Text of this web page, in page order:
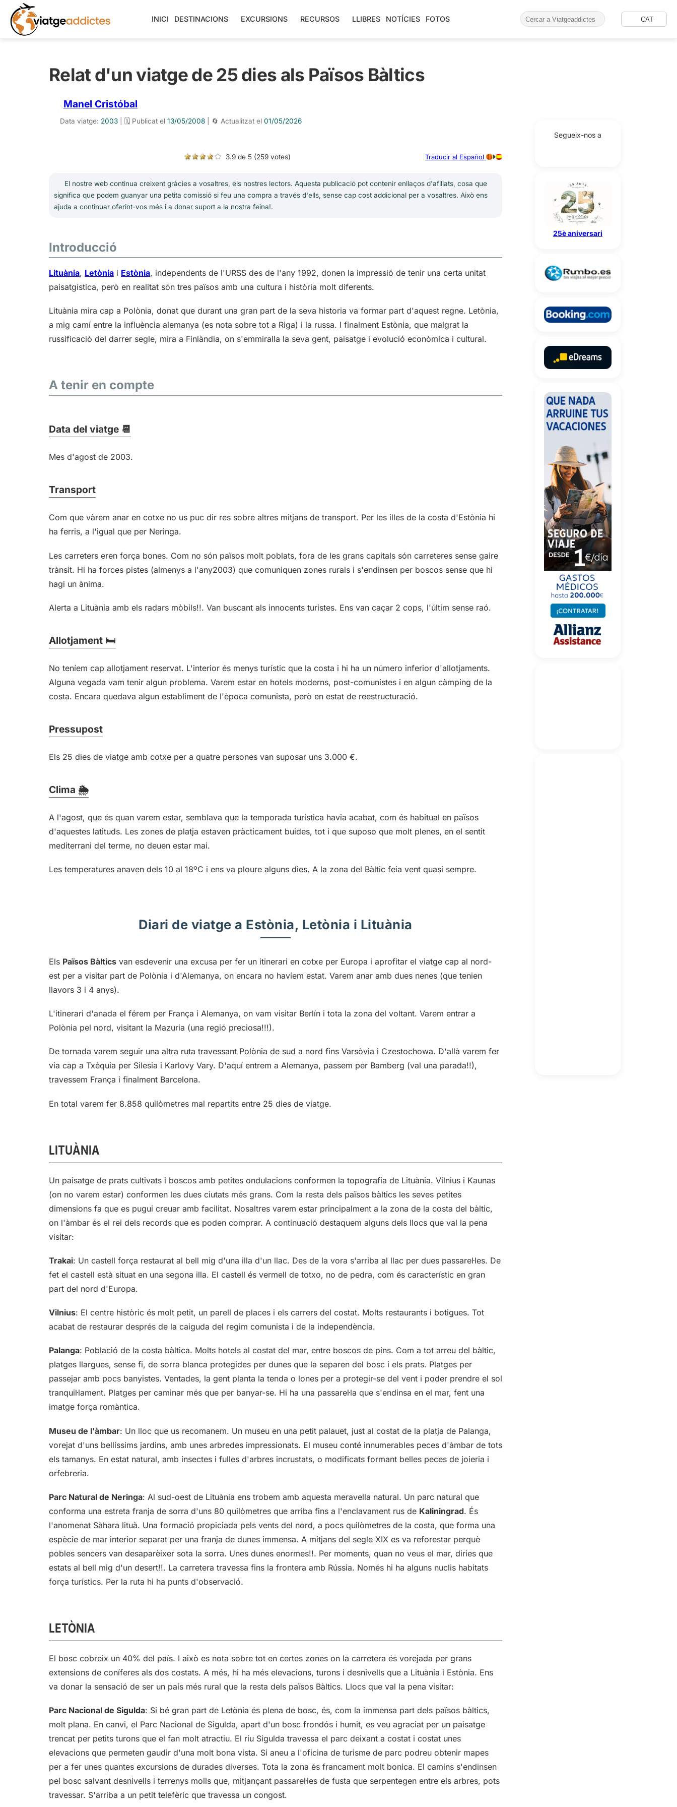
INICI DESTINACIONS EXCURSIONS RECURSOS LLIBRES NOTÍCIES FOTOS CAT
Relat d'un viatge de 25 dies als Països Bàltics
Manel Cristóbal
Data viatge: 2003 | 🗓️ Publicat el 13/05/2008 | 🔄 Actualitzat el 01/05/2026
3.9 de 5 (259 votes) Traducir al Español
El nostre web continua creixent gràcies a vosaltres, els nostres lectors. Aquesta publicació pot contenir enllaços d'afiliats, cosa que
significa que podem guanyar una petita comissió si feu una compra a través d'ells, sense cap cost addicional per a vosaltres. Això ens
ajuda a continuar oferint-vos més i a donar suport a la nostra feina!.
Introducció
Lituània, Letònia i Estònia, independents de l'URSS des de l'any 1992, donen la impressió de tenir una certa unitat
paisatgística, però en realitat són tres països amb una cultura i història molt diferents.
Lituània mira cap a Polònia, donat que durant una gran part de la seva historia va formar part d'aquest regne. Letònia,
a mig camí entre la influència alemanya (es nota sobre tot a Riga) i la russa. I finalment Estònia, que malgrat la
russificació del darrer segle, mira a Finlàndia, on s'emmiralla la seva gent, paisatge i evolució econòmica i cultural.
A tenir en compte
Data del viatge 📆
Mes d'agost de 2003.
Transport
Com que vàrem anar en cotxe no us puc dir res sobre altres mitjans de transport. Per les illes de la costa d'Estònia hi
ha ferris, a l'igual que per Neringa.
Les carreters eren força bones. Com no són països molt poblats, fora de les grans capitals són carreteres sense gaire
trànsit. Hi ha forces pistes (almenys a l'any2003) que comuniquen zones rurals i s'endinsen per boscos sense que hi
hagi un ànima.
Alerta a Lituània amb els radars mòbils!!. Van buscant als innocents turistes. Ens van caçar 2 cops, l'últim sense raó.
Allotjament 🛏️
No teníem cap allotjament reservat. L'interior és menys turístic que la costa i hi ha un número inferior d'allotjaments.
Alguna vegada vam tenir algun problema. Varem estar en hotels moderns, post-comunistes i en algun càmping de la
costa. Encara quedava algun establiment de l'època comunista, però en estat de reestructuració.
Pressupost
Els 25 dies de viatge amb cotxe per a quatre persones van suposar uns 3.000 €.
Clima 🌦️
A l'agost, que és quan varem estar, semblava que la temporada turística havia acabat, com és habitual en països
d'aquestes latituds. Les zones de platja estaven pràcticament buides, tot i que suposo que molt plenes, en el sentit
mediterrani del terme, no deuen estar mai.
Les temperatures anaven dels 10 al 18ºC i ens va ploure alguns dies. A la zona del Bàltic feia vent quasi sempre.
Diari de viatge a Estònia, Letònia i Lituània
Els Països Bàltics van esdevenir una excusa per fer un itinerari en cotxe per Europa i aprofitar el viatge cap al nord-
est per a visitar part de Polònia i d'Alemanya, on encara no havíem estat. Varem anar amb dues nenes (que tenien
llavors 3 i 4 anys).
L'itinerari d'anada el férem per França i Alemanya, on vam visitar Berlín i tota la zona del voltant. Varem entrar a
Polònia pel nord, visitant la Mazuria (una regió preciosa!!!).
De tornada varem seguir una altra ruta travessant Polònia de sud a nord fins Varsòvia i Czestochowa. D'allà varem fer
via cap a Txèquia per Silesia i Karlovy Vary. D'aquí entrem a Alemanya, passem per Bamberg (val una parada!!),
travessem França i finalment Barcelona.
En total varem fer 8.858 quilòmetres mal repartits entre 25 dies de viatge.
LITUÀNIA
Un paisatge de prats cultivats i boscos amb petites ondulacions conformen la topografia de Lituània. Vilnius i Kaunas
(on no varem estar) conformen les dues ciutats més grans. Com la resta dels països bàltics les seves petites
dimensions fa que es pugui creuar amb facilitat. Nosaltres varem estar principalment a la zona de la costa del bàltic,
on l'àmbar és el rei dels records que es poden comprar. A continuació destaquem alguns dels llocs que val la pena
visitar:
Trakai: Un castell força restaurat al bell mig d'una illa d'un llac. Des de la vora s'arriba al llac per dues passarel·les. De
fet el castell està situat en una segona illa. El castell és vermell de totxo, no de pedra, com és característic en gran
part del nord d'Europa.
Vilnius: El centre històric és molt petit, un parell de places i els carrers del costat. Molts restaurants i botigues. Tot
acabat de restaurar després de la caiguda del regim comunista i de la independència.
Palanga: Població de la costa bàltica. Molts hotels al costat del mar, entre boscos de pins. Com a tot arreu del bàltic,
platges llargues, sense fi, de sorra blanca protegides per dunes que la separen del bosc i els prats. Platges per
passejar amb pocs banyistes. Ventades, la gent planta la tenda o lones per a protegir-se del vent i poder prendre el sol
tranquil·lament. Platges per caminar més que per banyar-se. Hi ha una passarel·la que s'endinsa en el mar, fent una
imatge força romàntica.
Museu de l'àmbar: Un lloc que us recomanem. Un museu en una petit palauet, just al costat de la platja de Palanga,
vorejat d'uns bellíssims jardins, amb unes arbredes impressionats. El museu conté innumerables peces d'àmbar de tots
els tamanys. En estat natural, amb insectes i fulles d'arbres incrustats, o modificats formant belles peces de joieria i
orfebreria.
Parc Natural de Neringa: Al sud-oest de Lituània ens trobem amb aquesta meravella natural. Un parc natural que
conforma una estreta franja de sorra d'uns 80 quilòmetres que arriba fins a l'enclavament rus de Kaliningrad. És
l'anomenat Sàhara lituà. Una formació propiciada pels vents del nord, a pocs quilòmetres de la costa, que forma una
espècie de mar interior separat per una franja de dunes immensa. A mitjans del segle XIX es va reforestar perquè
pobles sencers van desaparèixer sota la sorra. Unes dunes enormes!!. Per moments, quan no veus el mar, diries que
estats al bell mig d'un desert!!. La carretera travessa fins la frontera amb Rússia. Només hi ha alguns nuclis habitats
força turístics. Per la ruta hi ha punts d'observació.
LETÒNIA
El bosc cobreix un 40% del país. I això es nota sobre tot en certes zones on la carretera és vorejada per grans
extensions de coníferes als dos costats. A més, hi ha més elevacions, turons i desnivells que a Lituània i Estònia. Ens
va donar la sensació de ser un país més rural que la resta dels països Bàltics. Llocs que val la pena visitar:
Parc Nacional de Sigulda: Si bé gran part de Letònia és plena de bosc, és, com la immensa part dels països bàltics,
molt plana. En canvi, el Parc Nacional de Sigulda, apart d'un bosc frondós i humit, es veu agraciat per un paisatge
trencat per petits turons que el fan molt atractiu. El riu Sigulda travessa el parc deixant a costat i costat unes
elevacions que permeten gaudir d'una molt bona vista. Si aneu a l'oficina de turisme de parc podreu obtenir mapes
per a fer unes quantes excursions de durades diverses. Tota la zona és francament molt bonica. El camins s'endinsen
pel bosc salvant desnivells i terrenys molls que, mitjançant passarel·les de fusta que serpentegen entre els arbres, pots
travessar. S'arriba a un petit telefèric que travessa un congost.
Segueix-nos a
25è aniversari